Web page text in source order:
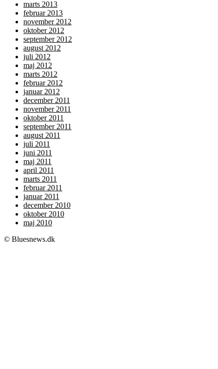
marts 2013
februar 2013
november 2012
oktober 2012
september 2012
august 2012
juli 2012
maj 2012
marts 2012
februar 2012
januar 2012
december 2011
november 2011
oktober 2011
september 2011
august 2011
juli 2011
juni 2011
maj 2011
april 2011
marts 2011
februar 2011
januar 2011
december 2010
oktober 2010
maj 2010
© Bluesnews.dk